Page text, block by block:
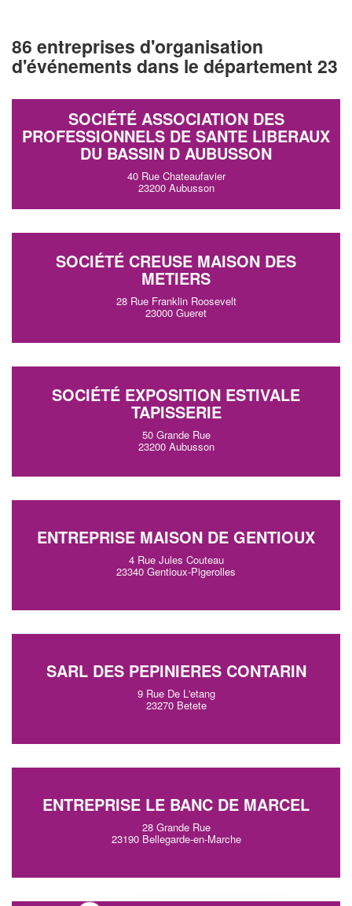
86 entreprises d'organisation
d'événements dans le département 23
SOCIÉTÉ ASSOCIATION DES
PROFESSIONNELS DE SANTE LIBERAUX
DU BASSIN D AUBUSSON
40 Rue Chateaufavier
23200 Aubusson
SOCIÉTÉ CREUSE MAISON DES
METIERS
28 Rue Franklin Roosevelt
23000 Gueret
SOCIÉTÉ EXPOSITION ESTIVALE
TAPISSERIE
50 Grande Rue
23200 Aubusson
ENTREPRISE MAISON DE GENTIOUX
4 Rue Jules Couteau
23340 Gentioux-Pigerolles
SARL DES PEPINIERES CONTARIN
9 Rue De L'etang
23270 Betete
ENTREPRISE LE BANC DE MARCEL
28 Grande Rue
23190 Bellegarde-en-Marche